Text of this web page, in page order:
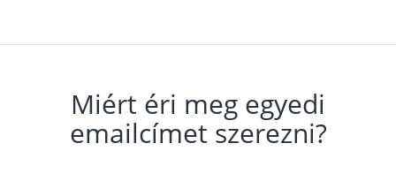
Miért éri meg egyedi
emailcímet szerezni?